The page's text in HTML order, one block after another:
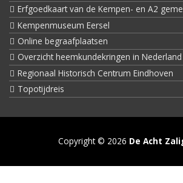
Erfgoedkaart van de Kempen- en A2
Kempenmuseum Eersel
Online begraafplaatsen
Overzicht heemkundekringen in Nederland
Regionaal Historisch Centrum Eindhoven
Topotijdreis
Copyright © 2026 De Acht